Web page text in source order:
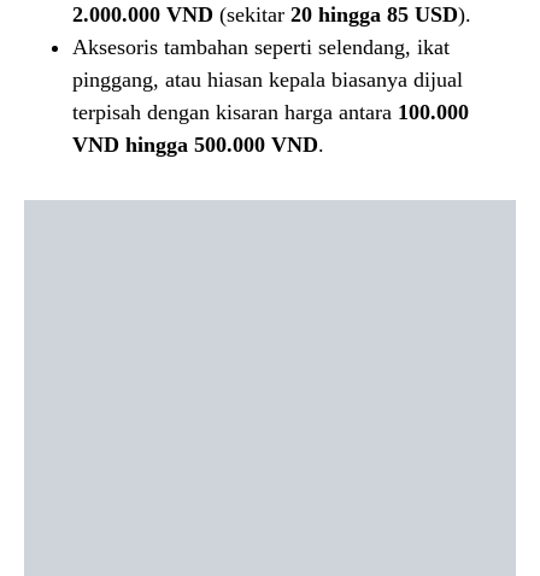
2.000.000 VND (sekitar 20 hingga 85 USD).
Aksesoris tambahan seperti selendang, ikat
pinggang, atau hiasan kepala biasanya dijual
terpisah dengan kisaran harga antara 100.000
VND hingga 500.000 VND.